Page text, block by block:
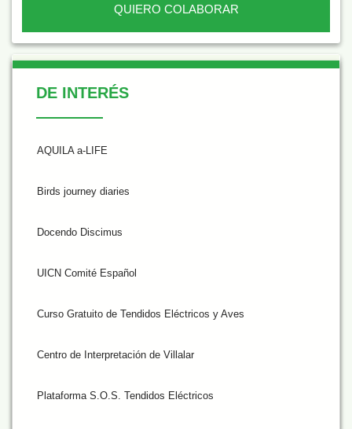
QUIERO COLABORAR
De Interés
DE INTERÉS
AQUILA a-LIFE
Birds journey diaries
Docendo Discimus
UICN Comité Español
Curso Gratuito de Tendidos Eléctricos y Aves
Centro de Interpretación de Villalar
Plataforma S.O.S. Tendidos Eléctricos